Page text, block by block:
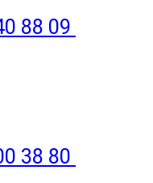
88 09
38 80